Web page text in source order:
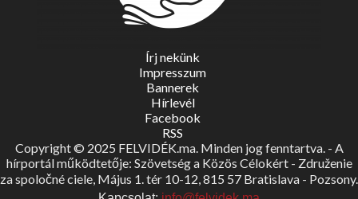
Írj nekünk
Impresszum
Bannerek
Hírlevél
Facebook
RSS
Copyright © 2025 FELVIDÉK.ma. Minden jog fenntartva. - A
hírportál működtetője: Szövetség a Közös Célokért - Združenie
za spoločné ciele, Május 1. tér 10-12, 815 57 Bratislava - Pozsony.